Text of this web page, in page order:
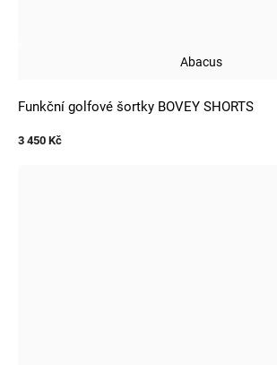
Abacus
Funkční golfové šortky BOVEY SHORTS
3 450 Kč